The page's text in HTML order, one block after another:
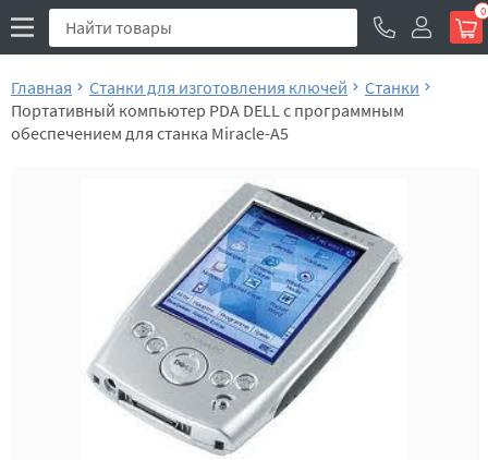
0
Главная Станки для изготовления ключей
Станки
Портативный компьютер PDA DELL с программным
обеспечением для станка Miracle-A5